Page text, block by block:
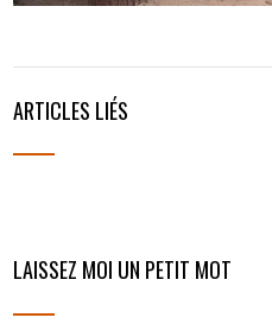
ARTICLES LIÉS
LAISSEZ MOI UN PETIT MOT